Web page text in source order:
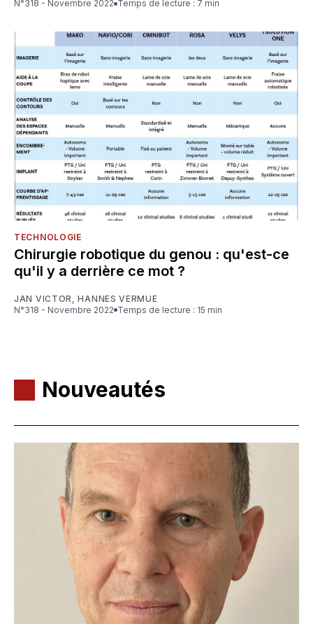
N°318 - Novembre 2022 Temps de lecture : 7 min
TECHNOLOGIE
Chirurgie robotique du genou : qu'est-ce
qu'il y a derrière ce mot ?
JAN VICTOR ,HANNES VERMUE
N°318 - Novembre 2022
Temps de lecture : 15 min
Nouveautés